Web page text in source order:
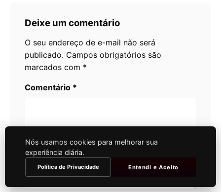
Deixe um comentário
O seu endereço de e-mail não será
publicado. Campos obrigatórios são
marcados com *
Comentário *
Nós usamos cookies para melhorar sua
experiência diária.
Política de Privacidade Entendi e Aceito